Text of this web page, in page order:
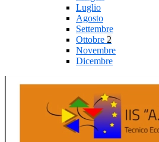
Luglio
Agosto
Settembre
Ottobre 2
Novembre
Dicembre